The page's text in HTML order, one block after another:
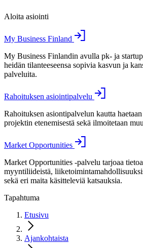
Aloita asiointi
My Business Finland
My Business Finlandin avulla pk- ja
heidän tilanteeseensa sopivia kasvun ja
palveluita.
Rahoituksen asiointipalvelu
Rahoituksen asiontipalvelun kautta
projektin etenemisestä sekä ilmoitetaan
Market Opportunities
Market Opportunities -palvelu tarjoaa
myyntiliideistä,
sekä eri maita käsitteleviä katsauksia.
Tapahtuma
Etusivu
Ajankohtaista